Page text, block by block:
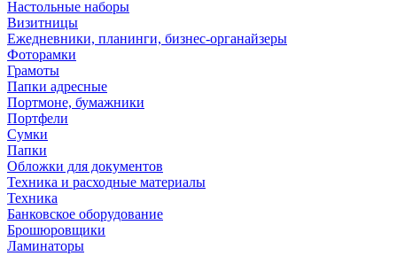
Настольные наборы
Визитницы
Ежедневники, планинги, бизнес-органайзеры
Фоторамки
Грамоты
Папки адресные
Портмоне, бумажники
Портфели
Сумки
Папки
Обложки для документов
Техника и расходные материалы
Техника
Банковское оборудование
Брошюровщики
Ламинаторы